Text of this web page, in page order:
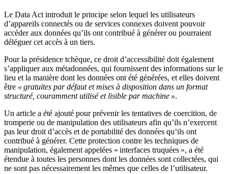
Le Data Act introduit le principe selon lequel les utilisateurs
d’appareils connectés ou de services connexes doivent pouvoir
accéder aux données qu’ils ont contribué à générer ou pourraient
déléguer cet accès à un tiers.
Pour la présidence tchèque, ce droit d’accessibilité doit également
s’appliquer aux métadonnées, qui fournissent des informations sur le
lieu et la manière dont les données ont été générées, et elles doivent
être « gratuites par défaut et mises à disposition dans un format
structuré, couramment utilisé et lisible par machine ».
Un article a été ajouté pour prévenir les tentatives de coercition, de
tromperie ou de manipulation des utilisateurs afin qu’ils n’exercent
pas leur droit d’accès et de portabilité des données qu’ils ont
contribué à générer. Cette protection contre les techniques de
manipulation, également appelées « interfaces truquées », a été
étendue à toutes les personnes dont les données sont collectées, qui
ne sont pas nécessairement les mêmes que celles de l’utilisateur.